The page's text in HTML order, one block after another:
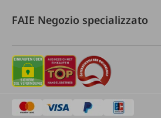
FAIE Negozio specializzato